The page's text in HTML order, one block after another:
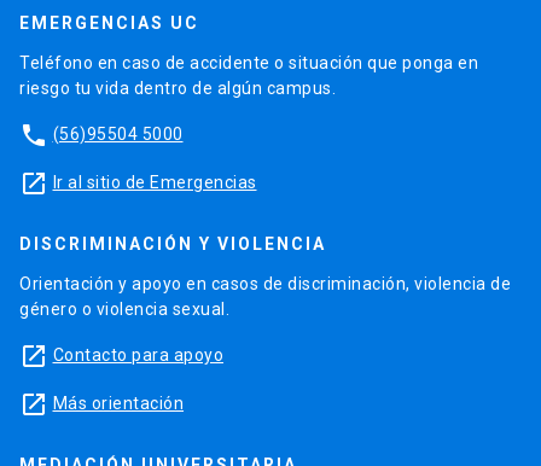
EMERGENCIAS UC
Teléfono en caso de accidente o situación que ponga en
riesgo tu vida dentro de algún campus.
phone (56)95504 5000
launch Ir al sitio de Emergencias
DISCRIMINACIÓN Y VIOLENCIA
Orientación y apoyo en casos de discriminación, violencia de
género o violencia sexual.
launch Contacto para apoyo
launch Más orientación